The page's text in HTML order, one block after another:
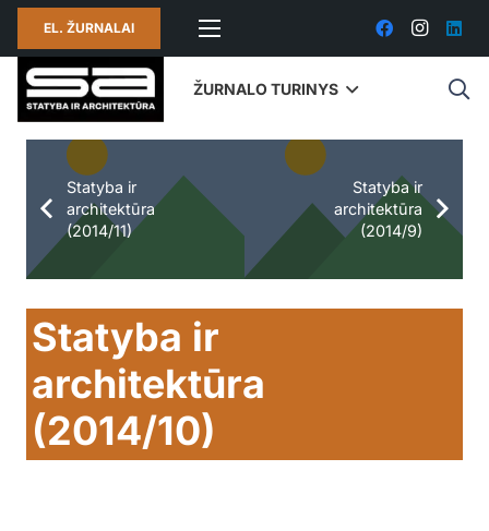
EL. ŽURNALAI
ŽURNALO TURINYS
Statyba ir
architektūra
(2014/11)
Statyba ir
architektūra
(2014/9)
Statyba ir
architektūra
(2014/10)